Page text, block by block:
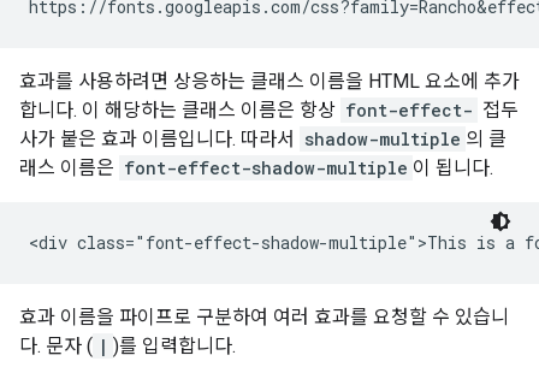
효과를 사용하려면 상응하는 클래스 이름을 HTML 요소에 추가
합니다. 이 해당하는 클래스 이름은 항상 font-effect- 접두
사가 붙은 효과 이름입니다. 따라서
shadow-multiple 의 클
래스 이름은 font-effect-shadow-multiple 이 됩니다.
효과 이름을 파이프로 구분하여 여러 효과를 요청할 수 있습니
다. 문자 ( | )를 입력합니다.